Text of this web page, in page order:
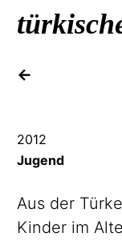
2012
Jugend
Aus der
Kinder im